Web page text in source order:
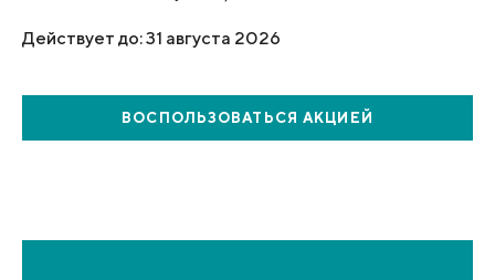
Действует до: 31 августа 2026
ВОСПОЛЬЗОВАТЬСЯ АКЦИЕЙ